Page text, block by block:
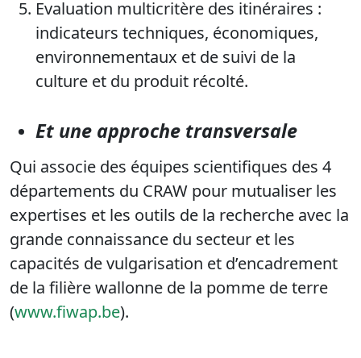
Evaluation multicritère des itinéraires :
indicateurs techniques, économiques,
environnementaux et de suivi de la
culture et du produit récolté.
Et une approche transversale
Qui associe des équipes scientifiques des 4
départements du CRAW pour mutualiser les
expertises et les outils de la recherche avec la
grande connaissance du secteur et les
capacités de vulgarisation et d’encadrement
de la filière wallonne de la pomme de terre
(www.fiwap.be).